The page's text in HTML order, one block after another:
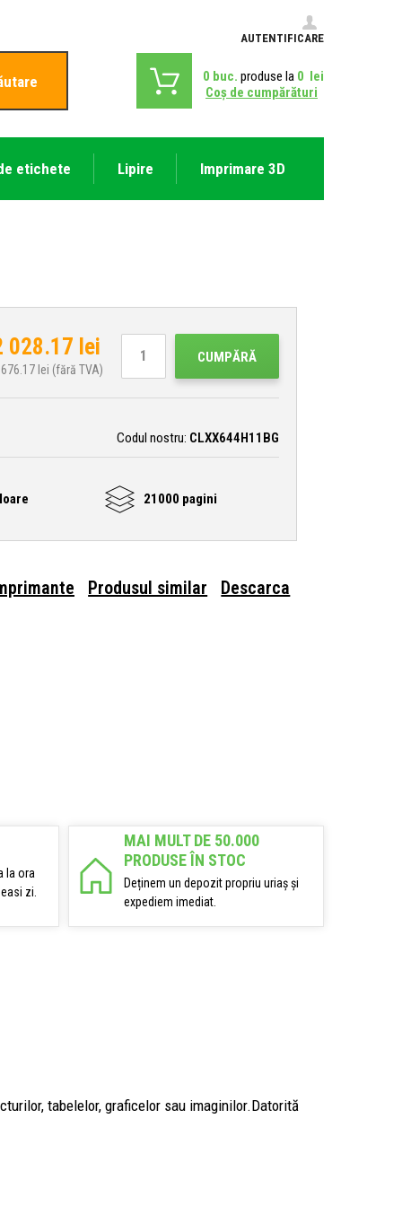
AUTENTIFICARE
0 buc. produse la 0 lei
Coş de cumpărături
etichete Lipire Imprimare 3D
028.17 lei
lei (fără TVA)
CUMPĂRĂ
Codul nostru: CLXX644H11BG
21000 pagini
Produsul similar Descarca
la ora
zi.
MAI MULT DE 50.000
PRODUSE ÎN STOC
Deținem un depozit propriu uriaș și
expediem imediat.
tabelelor, graficelor sau imaginilor.Datorită